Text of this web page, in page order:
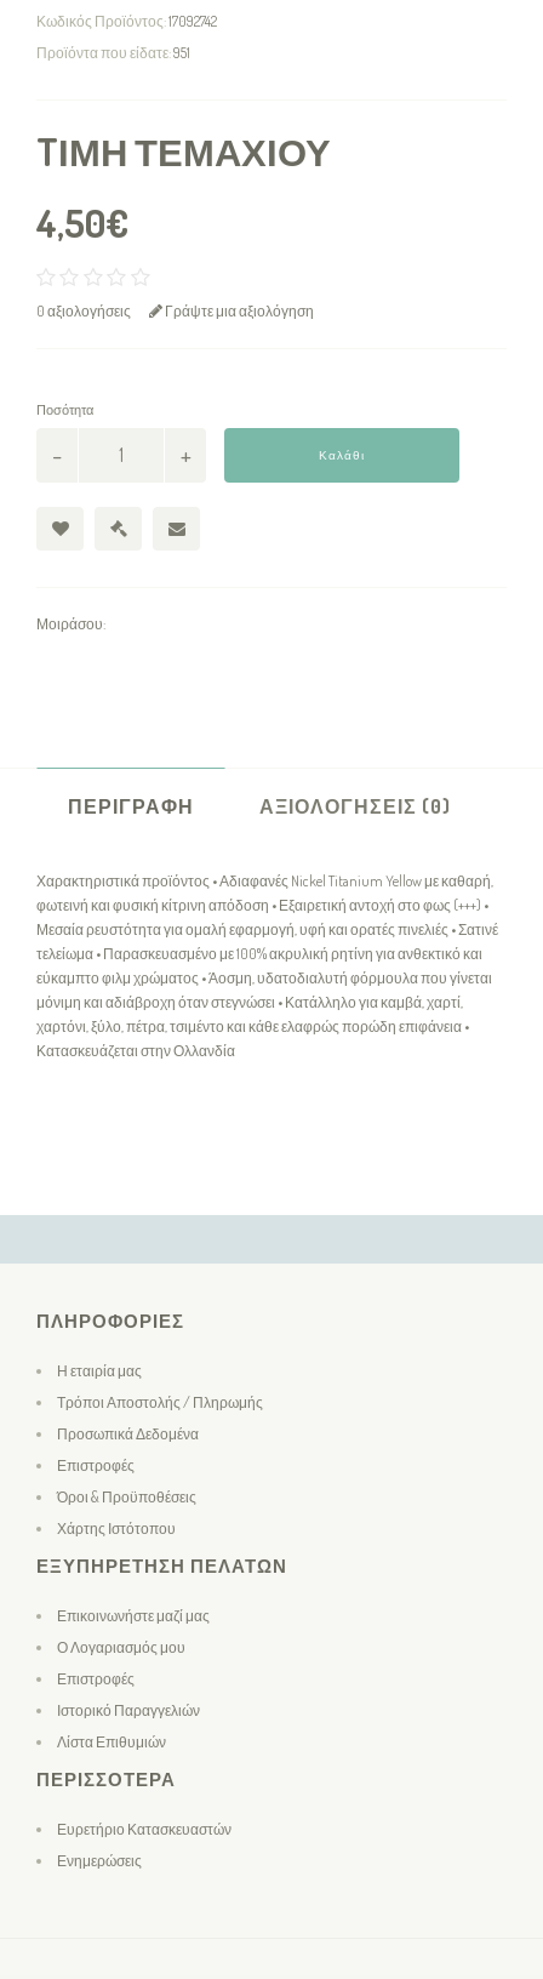
Κωδικός Προϊόντος:17092742
Προϊόντα που είδατε:951
TΙΜΉ ΤΕΜΑΧΊΟΥ
4,50€
0 αξιολογήσεις Γράψτε μια αξιολόγηση
Ποσότητα
Καλάθι
Μοιράσου:
ΠΕΡΙΓΡΑΦΉ ΑΞΙΟΛΟΓΉΣΕΙΣ (0)
Χαρακτηριστικά προϊόντος • Αδιαφανές Nickel Titanium Yellow με καθαρή,
φωτεινή και φυσική κίτρινη απόδοση • Εξαιρετική αντοχή στο φως (+++) •
Μεσαία ρευστότητα για ομαλή εφαρμογή, υφή και ορατές πινελιές • Σατινέ
τελείωμα • Παρασκευασμένο με 100% ακρυλική ρητίνη για ανθεκτικό και
εύκαμπτο φιλμ χρώματος • Άοσμη, υδατοδιαλυτή φόρμουλα που γίνεται
μόνιμη και αδιάβροχη όταν στεγνώσει • Κατάλληλο για καμβά, χαρτί,
χαρτόνι, ξύλο, πέτρα, τσιμέντο και κάθε ελαφρώς πορώδη επιφάνεια •
Κατασκευάζεται στην Ολλανδία
ΠΛΗΡΟΦΟΡΊΕΣ
Η εταιρία μας
Τρόποι Αποστολής / Πληρωμής
Προσωπικά Δεδομένα
Επιστροφές
Όροι & Προϋποθέσεις
Χάρτης Ιστότοπου
ΕΞΥΠΗΡΈΤΗΣΗ ΠΕΛΑΤΏΝ
Επικοινωνήστε μαζί μας
Ο Λογαριασμός μου
Επιστροφές
Ιστορικό Παραγγελιών
Λίστα Επιθυμιών
ΠΕΡΙΣΣΌΤΕΡΑ
Ευρετήριο Κατασκευαστών
Ενημερώσεις